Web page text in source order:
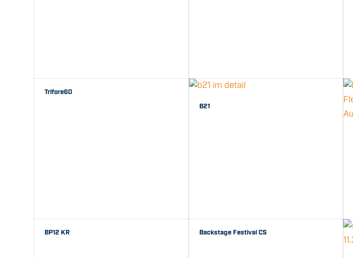
Trifore60
B21
BP12 KR Backstage Festival CS